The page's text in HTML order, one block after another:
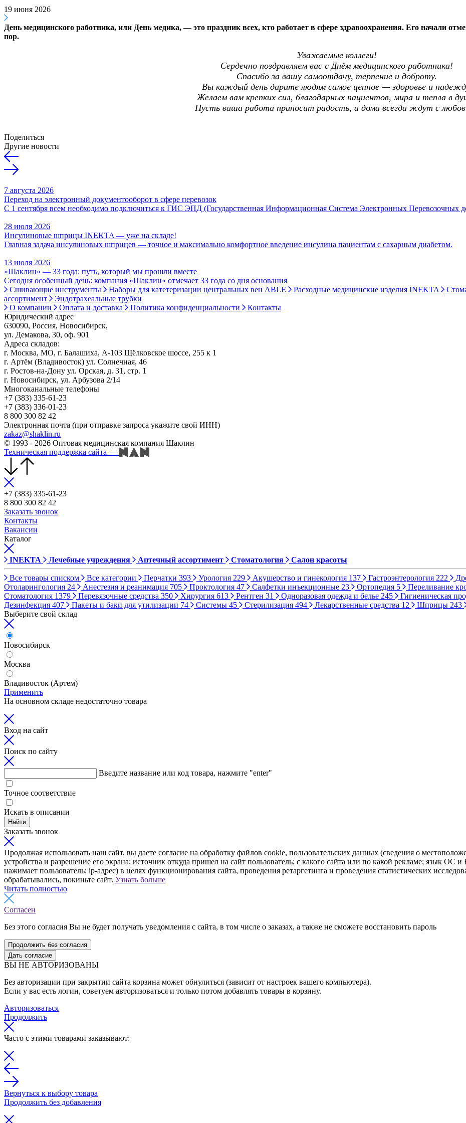
19 июня 2026
День медицинского работника, или День медика, — это праздник всех, кто работает в сфере здравоохранения. Его начали
пор.
Уважаемые коллеги!
Сердечно поздравляем вас с Днём медицинского работника!
Спасибо за вашу самоотдачу, терпение и доброту.
Вы каждый день дарите людям самое ценное — здоровье и
Желаем вам крепких сил, благодарных пациентов, мира и тепла в
Пусть ваша работа приносит радость, а дома всегда ждут с
С уважением
Поделиться
Другие новости
7 августа 2026
Переход на электронный документооборот в сфере перевозок
С 1 сентября всем необходимо подключиться к ГИС ЭПД (Государственная Информационная Система Электронных Перевозочных
28 июля 2026
Инсулиновые шприцы INEKTA — уже на складе!
Главная задача инсулиновых шприцев — точное и максимально комфортное введение инсулина пациентам с сахарным диабетом.
13 июля 2026
«Шаклин» — 33 года: путь, который мы прошли вместе
Сегодня особенный день: компания «Шаклин» отмечает 33 года со дня основания
Сшивающие инструменты
Наборы для катетеризации центральных вен ABLE Расходные медицинские изделия INEKTA
ассортимент
Эндотрахеальные трубки
О компании
Оплата и доставка Политика конфиденциальности
Контакты
Юридический адрес
630090, Россия, Новосибирск,
ул. Демакова, 30, оф. 901
Адреса складов:
г. Москва, МО, г. Балашиха, А-103 Щёлковское шоссе, 255 к 1
г. Артём (Владивосток) ул. Солнечная, 46
г. Ростов-на-Дону ул. Орская, д. 31, стр. 1
г. Новосибирск, ул. Арбузова 2/14
Многоканальные телефоны
+7 (383) 335-61-23
+7 (383) 336-01-23
8 800 300 82 42
Электронная почта (при отправке запроса укажите свой ИНН)
zakaz@shaklin.ru
© 1993 - 2026 Оптовая медицинская компания Шаклин
Техническая поддержка сайта —
+7 (383) 335-61-23
8 800 300 82 42
Заказать звонок
Контакты
Вакансии
Каталог
INEKTA Лечебные учреждения Аптечный ассортимент Стоматология Салон красоты
Все товары списком Все категории Перчатки 393 Урология 229 Акушерство и гинекология 137 Гастроэнтерология 222
Отоларингология 24 Анестезия и реанимация 705 Проктология 47 Салфетки инъекционные 23 Ортопедия 5 Переливание
Стоматология 1379 Перевязочные средства 350 Хирургия 613 Рентген 31 Одноразовая одежда и белье 245 Гигиеническая
Дезинфекция 407 Пакеты и баки для утилизации 74 Системы 45 Стерилизация 494 Лекарственные средства 12 Шприцы 243
Выберите свой склад
Новосибирск
Москва
Владивосток (Артем)
Применить
На основном складе недостаточно товара
Вход на сайт
Поиск по сайту
Введите название или код товара, нажмите "enter"
Точное соответствие
Искать в описании
Найти
Заказать звонок
Продолжая использовать наш сайт, вы даете согласие на обработку файлов cookie, пользовательских данных (сведения о
устройства и разрешение его экрана; источник откуда пришел на сайт пользователь; с какого сайта или по какой рекламе; язык ОС
нажимает пользователь; ip-адрес) в целях функционирования сайта, проведения ретаргетинга и проведения статистических
обрабатывались, покиньте сайт. Узнать больше
Читать полностью
Согласен
Без этого согласия Вы не будет получать уведомления с сайта, в том числе о заказах, а также не сможете восстановить пароль
Продолжить без согласия
Дать согласие
ВЫ НЕ АВТОРИЗОВАНЫ
Без авторизации при закрытии сайта корзина может обнулиться (зависит от настроек вашего компьютера).
Если у вас есть логин, советуем авторизоваться и только потом добавлять товары в корзину.
Авторизоваться
Продолжить
Часто с этими товарами заказывают:
Вернуться к выбору товара
Продолжить без добавления